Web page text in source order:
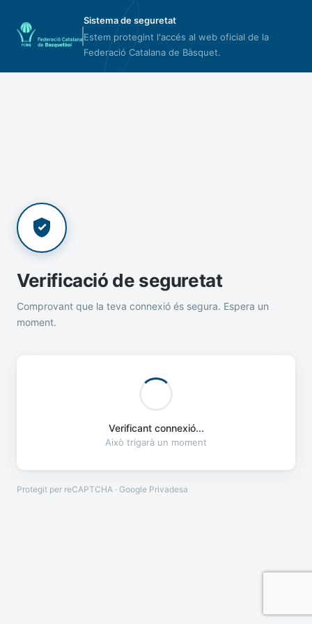
Sistema de seguretat
Estem protegint l'accés al web oficial de la
Federació Catalana de Bàsquet.
Verificació de seguretat
Comprovant que la teva connexió és segura. Espera un
moment.
Verificant connexió...
Això trigarà un moment
Protegit per reCAPTCHA · Google Privadesa